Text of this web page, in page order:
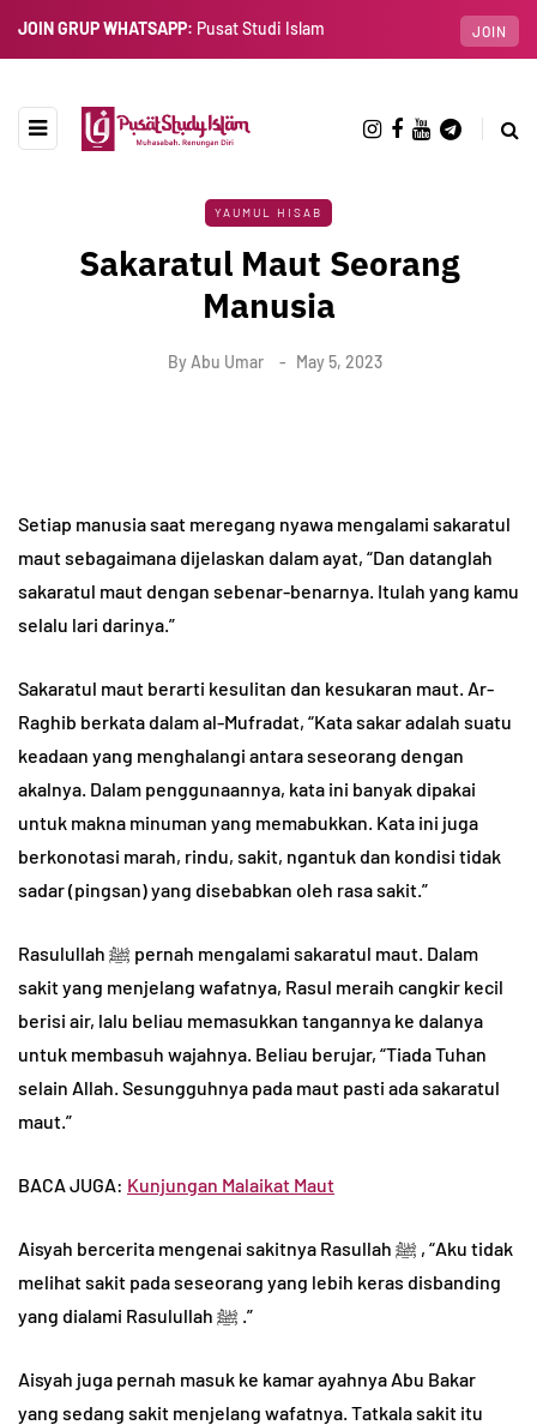
JOIN GRUP WHATSAPP: Pusat Studi Islam JOIN
YAUMUL HISAB
Sakaratul Maut Seorang
Manusia
By Abu Umar May 5, 2023
Setiap manusia saat meregang nyawa mengalami sakaratul
maut sebagaimana dijelaskan dalam ayat, “Dan datanglah
sakaratul maut dengan sebenar-benarnya. Itulah yang kamu
selalu lari darinya.”
Sakaratul maut berarti kesulitan dan kesukaran maut. Ar-
Raghib berkata dalam al-Mufradat, “Kata sakar adalah suatu
keadaan yang menghalangi antara seseorang dengan
akalnya. Dalam penggunaannya, kata ini banyak dipakai
untuk makna minuman yang memabukkan. Kata ini juga
berkonotasi marah, rindu, sakit, ngantuk dan kondisi tidak
sadar (pingsan) yang disebabkan oleh rasa sakit.”
Rasulullah ﷺ pernah mengalami sakaratul maut. Dalam
sakit yang menjelang wafatnya, Rasul meraih cangkir kecil
berisi air, lalu beliau memasukkan tangannya ke dalanya
untuk membasuh wajahnya. Beliau berujar, “Tiada Tuhan
selain Allah. Sesungguhnya pada maut pasti ada sakaratul
maut.”
BACA JUGA: Kunjungan Malaikat Maut
Aisyah bercerita mengenai sakitnya Rasullah ﷺ , “Aku tidak
melihat sakit pada seseorang yang lebih keras disbanding
yang dialami Rasulullah ﷺ .”
Aisyah juga pernah masuk ke kamar ayahnya Abu Bakar
yang sedang sakit menjelang wafatnya. Tatkala sakit itu